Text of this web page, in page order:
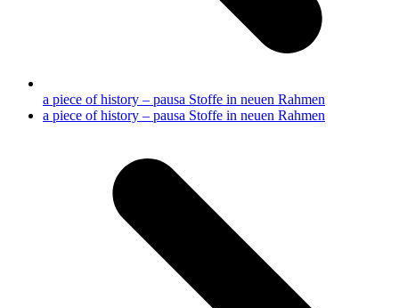
a piece of history – pausa Stoffe in neuen Rahmen
Nächster
a piece of history – pausa Stoffe in neuen Rahmen